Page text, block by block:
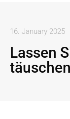
16. January 2025
Lassen